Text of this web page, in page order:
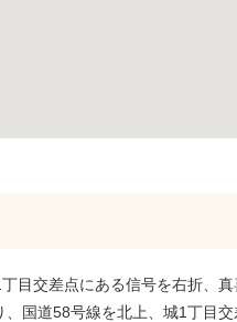
目交差点にある信号を右折、真
国道58号線を北上、城1丁目